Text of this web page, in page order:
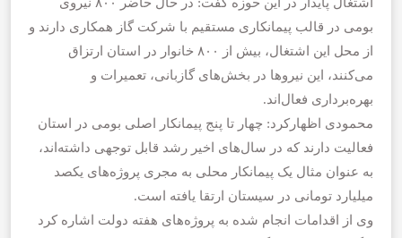
اشتغال پایدار در این حوزه گفت: در حال حاضر ۸۰۰ نیروی
بومی در قالب پیمانکاری مستقیم با شرکت گاز همکاری دارند و
از محل این اشتغال، بیش از ۸۰۰ خانوار در استان ارتزاق
می‌کنند، این نیروها در بخش‌های گازبانی، تعمیرات و
بهره‌برداری فعال‌اند.
محمودی اظهارکرد: چهار تا پنج پیمانکار اصلی بومی در استان
فعالیت دارند که در سال‌های اخیر رشد قابل توجهی داشته‌اند،
به عنوان مثال یک پیمانکار محلی به مجری پروژه‌های یکصد
میلیارد تومانی در سیستان ارتقا یافته است.
وی از اقدامات انجام شده به پروژه‌های هفته دولت اشاره کرد